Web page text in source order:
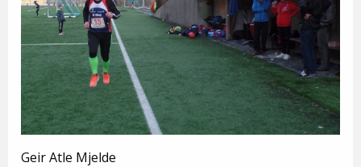
Geir Atle Mjelde